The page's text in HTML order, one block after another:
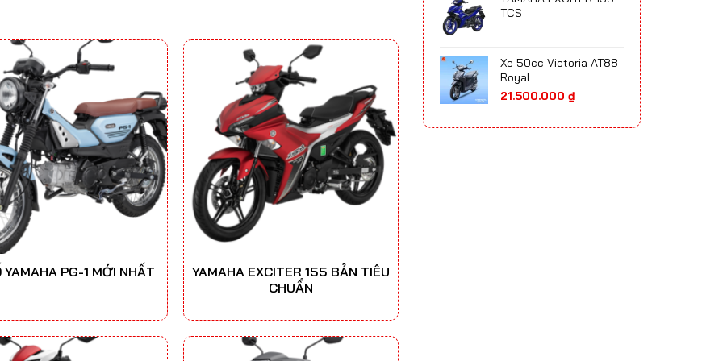
65.700.000 ₫
75.300.000 ₫
TCS
Xe 50cc Victoria AT88-
Royal
21.500.000 ₫
YAMAHA PG-1 MỚI NHẤT
YAMAHA EXCITER 155 BẢN TIÊU
CHUẨN